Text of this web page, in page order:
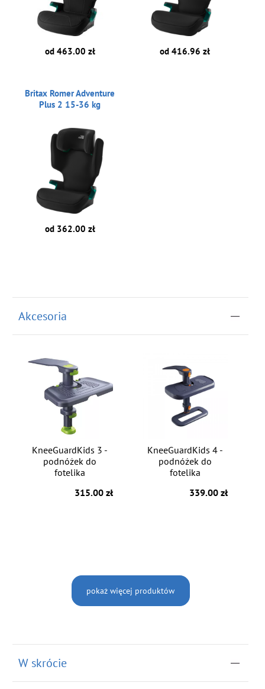
od 463.00 zł od 416.96 zł
Britax Romer Adventure
Plus 2 15-36 kg
od 362.00 zł
Akcesoria
KneeGuardKids 3 -
podnóżek do
fotelika
315.00 zł
KneeGuardKids 4 -
podnóżek do
fotelika
339.00 zł
pokaż więcej produktów
W skrócie